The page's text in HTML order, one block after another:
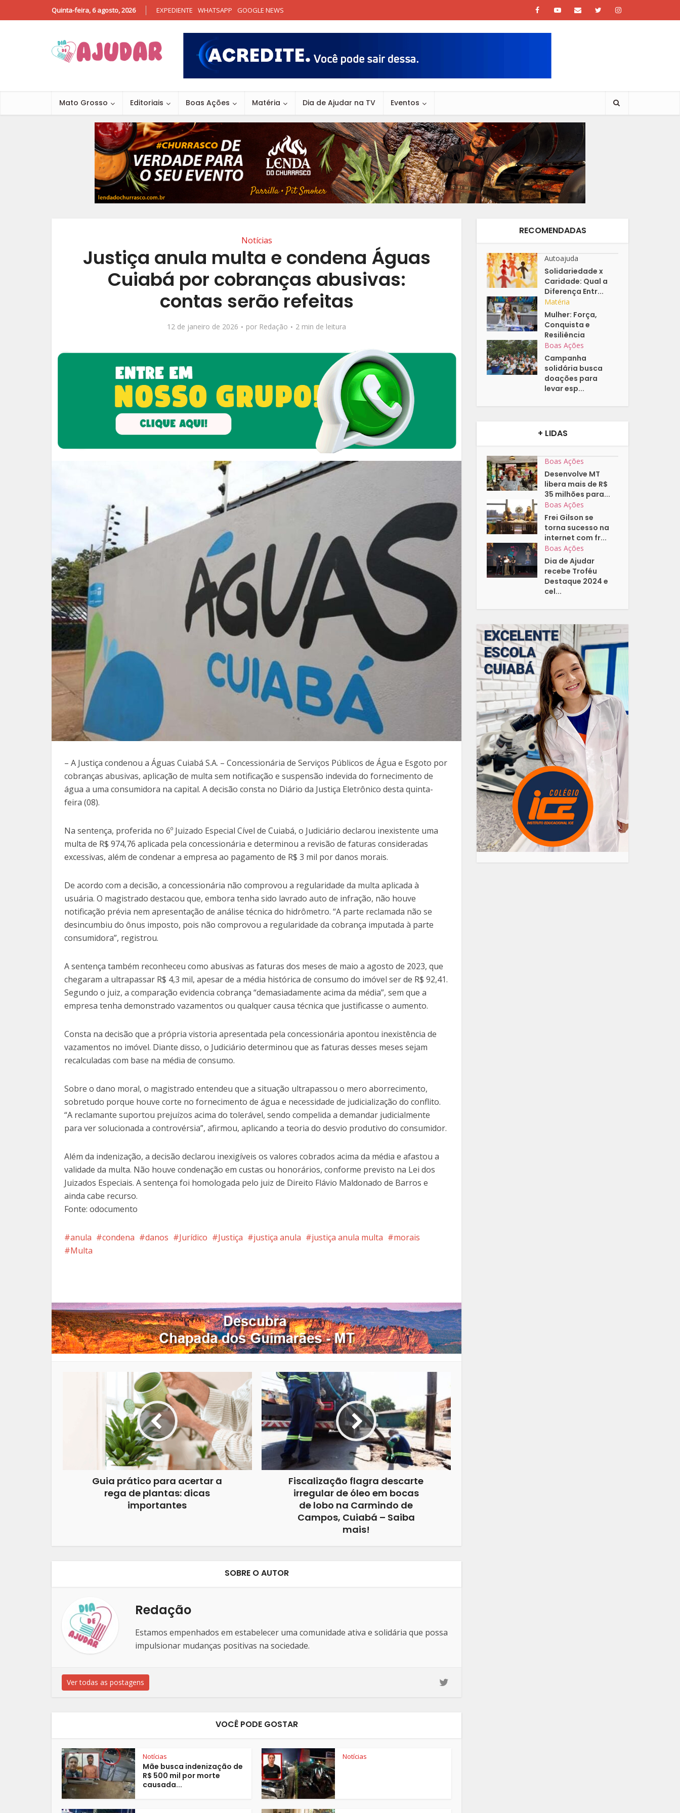
Quinta-feira, 6 agosto, 2026 EXPEDIENTE WHATSAPP GOOGLE NEWS
Mato Grosso Editoriais Boas Ações Matéria Dia de Ajudar na TV Eventos
Notícias
Justiça anula multa e condena Águas
Cuiabá por cobranças abusivas:
contas serão refeitas
12 de janeiro de 2026 por Redação 2 min de leitura
– A Justiça condenou a Águas Cuiabá S.A. – Concessionária de Serviços Públicos de Água e Esgoto por
cobranças abusivas, aplicação de multa sem notificação e suspensão indevida do fornecimento de
água a uma consumidora na capital. A decisão consta no Diário da Justiça Eletrônico desta quinta-
feira (08).
Na sentença, proferida no 6º Juizado Especial Cível de Cuiabá, o Judiciário declarou inexistente uma
multa de R$ 974,76 aplicada pela concessionária e determinou a revisão de faturas consideradas
excessivas, além de condenar a empresa ao pagamento de R$ 3 mil por danos morais.
De acordo com a decisão, a concessionária não comprovou a regularidade da multa aplicada à
usuária. O magistrado destacou que, embora tenha sido lavrado auto de infração, não houve
notificação prévia nem apresentação de análise técnica do hidrômetro. “A parte reclamada não se
desincumbiu do ônus imposto, pois não comprovou a regularidade da cobrança imputada à parte
consumidora”, registrou.
A sentença também reconheceu como abusivas as faturas dos meses de maio a agosto de 2023, que
chegaram a ultrapassar R$ 4,3 mil, apesar de a média histórica de consumo do imóvel ser de R$ 92,41.
Segundo o juiz, a comparação evidencia cobrança “demasiadamente acima da média”, sem que a
empresa tenha demonstrado vazamentos ou qualquer causa técnica que justificasse o aumento.
Consta na decisão que a própria vistoria apresentada pela concessionária apontou inexistência de
vazamentos no imóvel. Diante disso, o Judiciário determinou que as faturas desses meses sejam
recalculadas com base na média de consumo.
Sobre o dano moral, o magistrado entendeu que a situação ultrapassou o mero aborrecimento,
sobretudo porque houve corte no fornecimento de água e necessidade de judicialização do conflito.
“A reclamante suportou prejuízos acima do tolerável, sendo compelida a demandar judicialmente
para ver solucionada a controvérsia”, afirmou, aplicando a teoria do desvio produtivo do consumidor.
Além da indenização, a decisão declarou inexigíveis os valores cobrados acima da média e afastou a
validade da multa. Não houve condenação em custas ou honorários, conforme previsto na Lei dos
Juizados Especiais. A sentença foi homologada pelo juiz de Direito Flávio Maldonado de Barros e
ainda cabe recurso.
Fonte: odocumento
anula condena danos Jurídico Justiça justiça anula justiça anula multa
morais
Multa
Guia prático para acertar a
rega de plantas: dicas
importantes
Fiscalização flagra descarte
irregular de óleo em bocas
de lobo na Carmindo de
Campos, Cuiabá – Saiba
mais!
SOBRE O AUTOR
Redação
Estamos empenhados em estabelecer uma comunidade ativa e solidária que possa
impulsionar mudanças positivas na sociedade.
Ver todas as postagens
VOCÊ PODE GOSTAR
Notícias
Mãe busca indenização de
R$ 500 mil por morte
causada...
Notícias
RECOMENDADAS
Autoajuda
Solidariedade x
Caridade: Qual a
Diferença Entr...
Matéria
Mulher: Força,
Conquista e
Resiliência
Boas Ações
Campanha
solidária busca
doações para
levar esp...
+ LIDAS
Boas Ações
Desenvolve MT
libera mais de R$
35 milhões para...
Boas Ações
Frei Gilson se
torna sucesso na
internet com fr...
Boas Ações
Dia de Ajudar
recebe Troféu
Destaque 2024 e
cel...